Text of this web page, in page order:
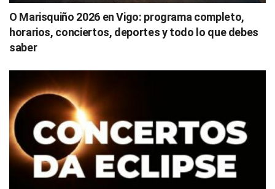
O Marisquiño 2026 en Vigo: programa completo,
horarios, conciertos, deportes y todo lo que debes
saber